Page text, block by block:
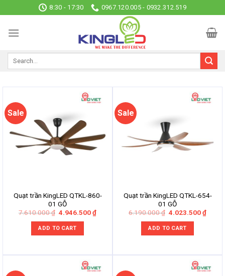
to
content
8:30 - 17:30 0967.120.005 - 0932.312.519
Sale
Quạt trần KingLED QTKL-860-
01 GỖ
7.610.000₫ Original
was:
7.610.000 ₫.
4.946.500₫Current
ADD TO CART
Sale
Quạt trần KingLED QTKL-654-
01 GỖ
6.190.000₫ Original
was:
6.190.000 ₫.
4.023.500₫
ADD TO CART